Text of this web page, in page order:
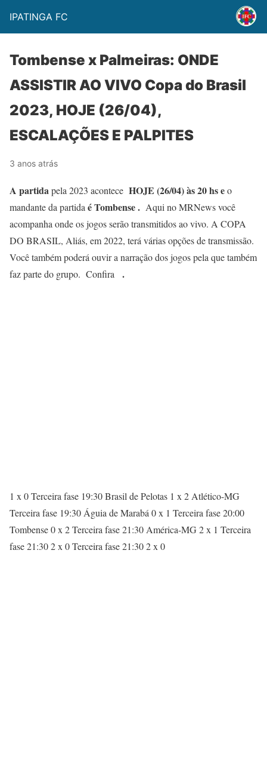
IPATINGA FC
Tombense x Palmeiras: ONDE
ASSISTIR AO VIVO Copa do Brasil
2023, HOJE (26/04),
ESCALAÇÕES E PALPITES
3 anos atrás
A partidapela 2023 acontece HOJE (26/04) às 20 hs eo
mandante da partida é Tombense . Aqui no MRNews você
acompanha onde os jogos serão transmitidos ao vivo. A COPA
DO BRASIL, Aliás, em 2022, terá várias opções de transmissão.
Você também poderá ouvir a narração dos jogos pela que também
faz parte do grupo. Confira
.
1 x 0 Terceira fase 19:30 Brasil de Pelotas 1 x 2 Atlético-MG
Terceira fase 19:30 Águia de Marabá 0 x 1 Terceira fase 20:00
Tombense 0 x 2 Terceira fase 21:30 América-MG 2 x 1 Terceira
fase 21:30 2 x 0 Terceira fase 21:30 2 x 0